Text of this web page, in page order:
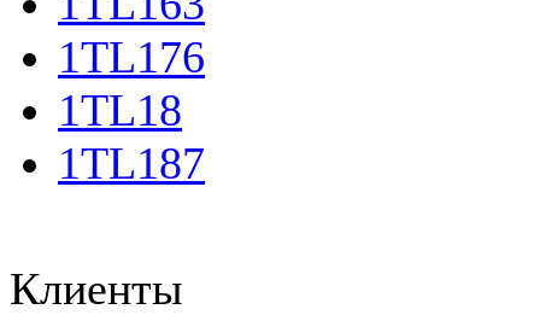
1TL176
1TL18
1TL187
Клиенты